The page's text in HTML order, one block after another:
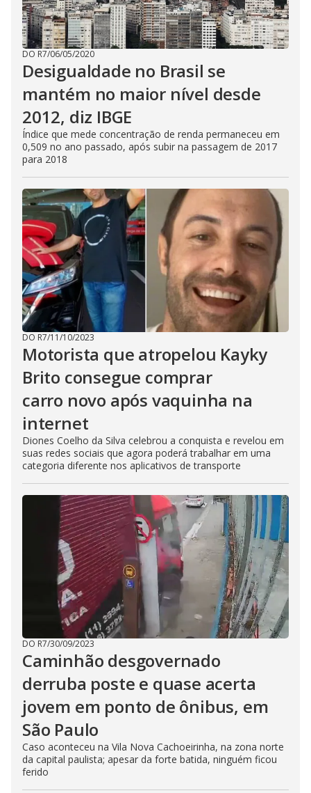
DO R7/06/05/2020
Desigualdade no Brasil se
mantém no maior nível desde
2012, diz IBGE
Índice que mede concentração de renda permaneceu em
0,509 no ano passado, após subir na passagem de 2017
para 2018
DO R7/11/10/2023
Motorista que atropelou Kayky
Brito consegue comprar
carro novo após vaquinha na
internet
Diones Coelho da Silva celebrou a conquista e revelou em
suas redes sociais que agora poderá trabalhar em uma
categoria diferente nos aplicativos de transporte
DO R7/30/09/2023
Caminhão desgovernado
derruba poste e quase acerta
jovem em ponto de ônibus, em
São Paulo
Caso aconteceu na Vila Nova Cachoeirinha, na zona norte
da capital paulista; apesar da forte batida, ninguém ficou
ferido